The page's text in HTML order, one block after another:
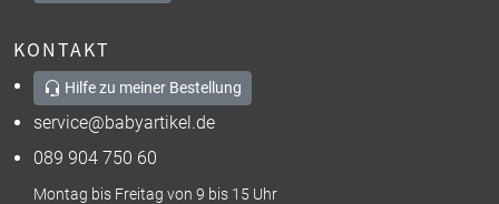
KONTAKT
Hilfe zu meiner Bestellung
service@babyartikel.de
089 904 750 60
Montag bis Freitag von 9 bis 15 Uhr